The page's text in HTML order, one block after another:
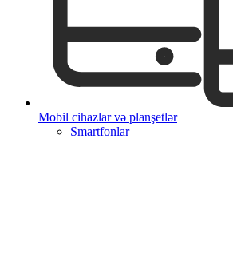
Mobil cihazlar və planşetlər
Smartfonlar